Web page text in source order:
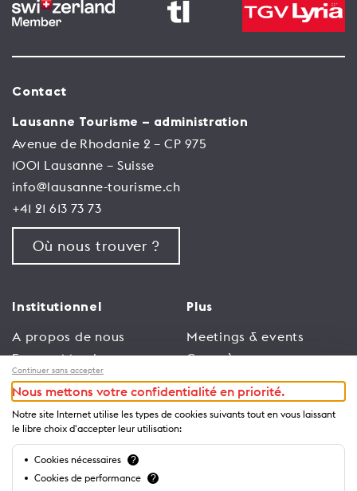
Contact
Lausanne Tourisme – administration
Avenue de Rhodanie 2 – CP 975
1001 Lausanne – Suisse
info@lausanne-tourisme.ch
+41 21 613 73 73
Où nous trouver ?
Institutionnel
A propos de nous
Espace Membres
Emploi
Conditions générales
d’utilisation
Politique de
confidentialité
Plus
Meetings & events
Congrès
Trade
Espace Médias
Annonceurs
Brochures et guides
Continuer sans accepter
Nous mettons votre confidentialité en priorité.
Notre site Internet utilise les types de cookies suivants tout en vous laissant
le libre choix d'accepter leur utilisation:
Cookies nécessaires ?
Cookies de performance ?